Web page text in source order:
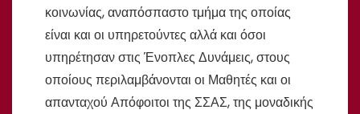
κοινωνίας, αναπόσπαστο τμήμα της οποίας
είναι και οι υπηρετούντες αλλά και όσοι
υπηρέτησαν στις Ένοπλες Δυνάμεις, στους
οποίους περιλαμβάνονται οι Μαθητές και οι
απανταχού Απόφοιτοι της ΣΣΑΣ, της μοναδικής